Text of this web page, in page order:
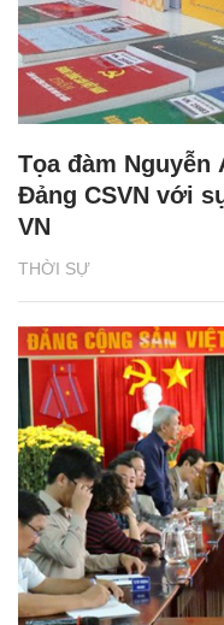
THỜI SỰ
Tọa đàm Nguyễn
Đảng CSVN với
VN